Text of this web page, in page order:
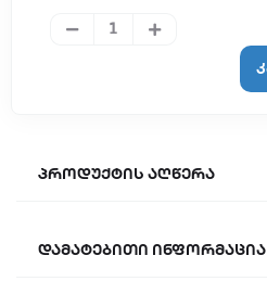
პროდუქტის აღწერა
დამატებითი ინფორმაცია